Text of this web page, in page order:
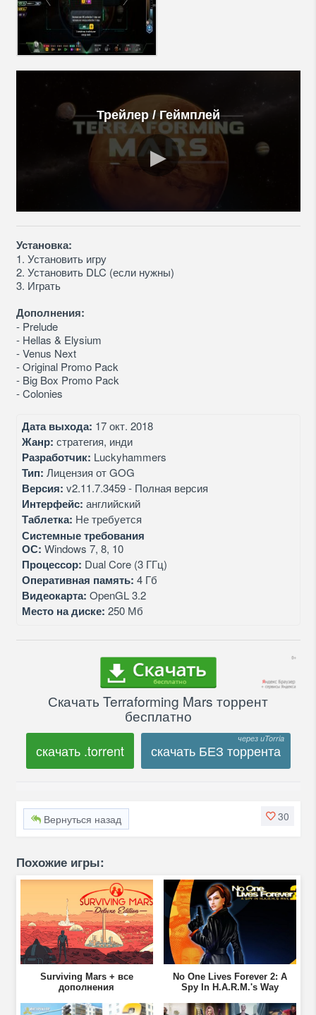
Трейлер / Геймплей
Установка:
1. Установить игру
2. Установить DLC (если нужны)
3. Играть
Дополнения:
- Prelude
- Hellas & Elysium
- Venus Next
- Original Promo Pack
- Big Box Promo Pack
- Colonies
Дата выхода: 17 окт. 2018
Жанр: стратегия, инди
Разработчик: Luckyhammers
Тип: Лицензия от GOG
Версия: v2.11.7.3459 - Полная версия
Интерфейс: английский
Таблетка: Не требуется
Системные требования
ОС: Windows 7, 8, 10
Процессор: Dual Core (3 ГГц)
Оперативная память: 4 Гб
Видеокарта: OpenGL 3.2
Место на диске: 250 Мб
Скачать Terraforming Mars торрент
бесплатно
скачать .torrent скачать БЕЗ торрента
30
Вернуться назад
Похожие игры:
Surviving Mars + все
дополнения
No One Lives Forever 2: A
Spy In H.A.R.M.'s Way